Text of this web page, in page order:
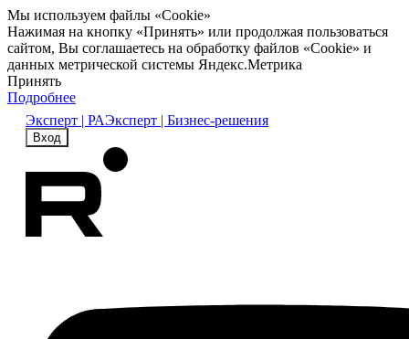
Мы используем файлы «Cookie»
Нажимая на кнопку «Принять» или продолжая пользоваться
сайтом, Вы соглашаетесь на обработку файлов «Cookie» и
данных метрической системы Яндекс.Метрика
Принять
Подробнее
Эксперт | РАЭксперт | Бизнес-решения
Вход